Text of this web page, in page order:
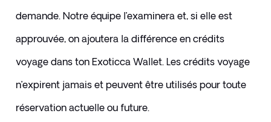
demande. Notre équipe l’examinera et, si elle est
approuvée, on ajoutera la différence en crédits
voyage dans ton Exoticca Wallet. Les crédits voyage
n’expirent jamais et peuvent être utilisés pour toute
réservation actuelle ou future.